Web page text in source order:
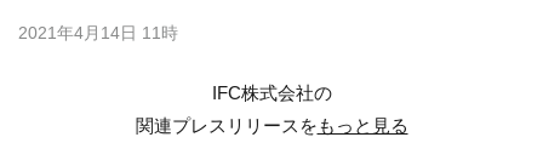
2021年4月14日 11時
IFC株式会社の
関連プレスリリースをもっと見る